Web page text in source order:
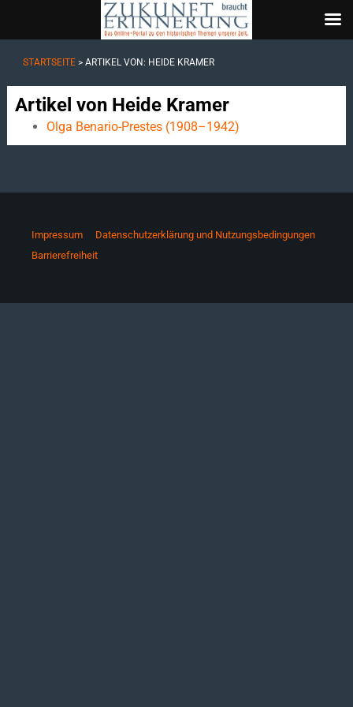
STARTSEITE> ARTIKEL VON: HEIDE KRAMER
Artikel von Heide Kramer
Olga Benario-Prestes (1908–1942)
Impressum
Datenschutzerklärung und Nutzungsbedingungen
Barrierefreiheit